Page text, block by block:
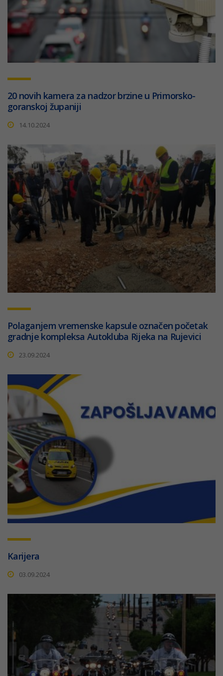
20 novih kamera za nadzor brzine u Primorsko-
goranskoj županiji
14.10.2024
Polaganjem vremenske kapsule označen početak
gradnje kompleksa Autokluba Rijeka na Rujevici
23.09.2024
Karijera
03.09.2024